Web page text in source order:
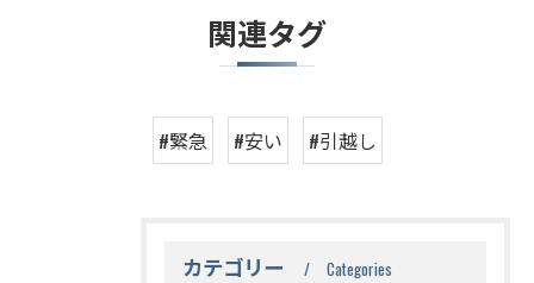
関連タグ
#緊急 #安い #引越し
カテゴリー Categories